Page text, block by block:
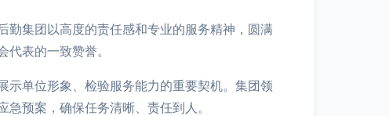
勤集团以高度的责任感和专业的服务精神，圆满
表的一致赞誉。
单位形象、检验服务能力的重要契机。集团领
预案，确保任务清晰、责任到人。